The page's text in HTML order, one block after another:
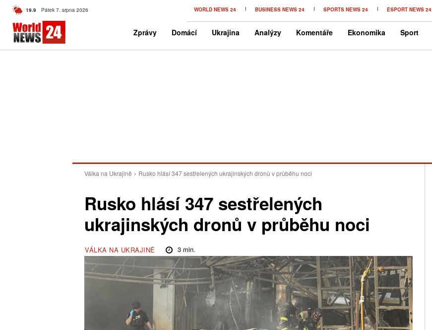
19.9 C Czech
Pátek 7. srpna 2026 WORLD NEWS 24 BUSINESS NEWS 24 SPORTS NEWS 24 ESPORT NEWS 24
Zprávy Domácí Ukrajina Analýzy Komentáře Ekonomika Sport
Válka na Ukrajině Rusko hlásí 347 sestřelených ukrajinských dronů v průběhu noci
Rusko hlásí 347 sestřelených
ukrajinských dronů v průběhu noci
VÁLKA NA UKRAJINĚ 3min.